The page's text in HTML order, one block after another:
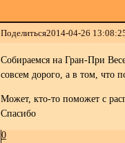
Поделиться2014-04-26
Собираемся на Гран-При
совсем дорого, а в том, что
Может, кто-то поможет с
Спасибо
0